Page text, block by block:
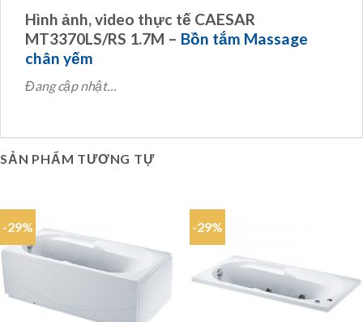
Hình ảnh, video thực tế CAESAR
MT3370LS/RS 1.7M – Bồn tắm Massage
chân yếm
Đang cập nhật…
SẢN PHẨM TƯƠNG TỰ
-29% -29%